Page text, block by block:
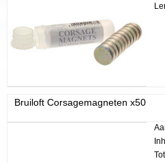
Bruiloft Corsagemagneten x50